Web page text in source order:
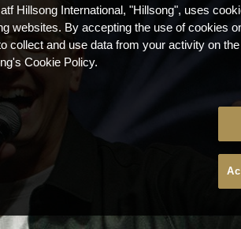
Hillsong International, "Hillsong", uses
websites. By accepting the use of cookies
collect and use data from your activity on
Cookie Policy.